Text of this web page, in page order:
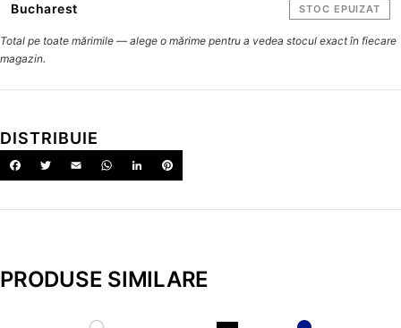
Bucharest STOC EPUIZAT
Total pe toate mărimile — alege o mărime pentru a vedea stocul exact în fiecare
magazin.
DISTRIBUIE
PRODUSE SIMILARE